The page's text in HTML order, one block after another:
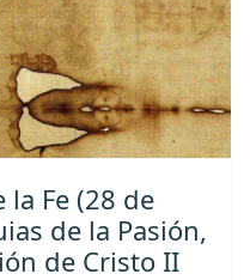
la Fe (28 de
de la Pasión,
de Cristo II